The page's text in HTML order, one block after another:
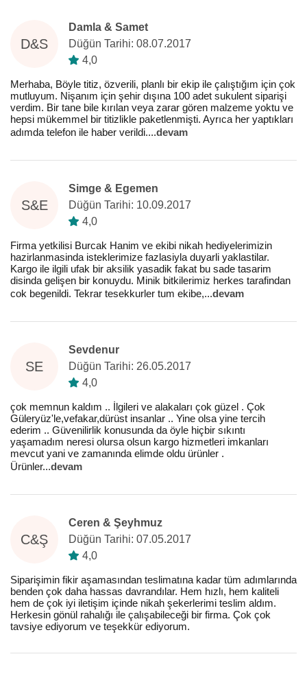
D&S
Damla & Samet
Düğün Tarihi: 08.07.2017
4,0
Merhaba, Böyle titiz, özverili, planlı bir ekip ile çalıştığım için çok
mutluyum. Nişanım için şehir dışına 100 adet sukulent siparişi
verdim. Bir tane bile kırılan veya zarar gören malzeme yoktu ve
hepsi mükemmel bir titizlikle paketlenmişti. Ayrıca her yaptıkları
adımda telefon ile haber verildi....devam
S&E
Simge & Egemen
Düğün Tarihi: 10.09.2017
4,0
Firma yetkilisi Burcak Hanim ve ekibi nikah hediyelerimizin
hazirlanmasinda isteklerimize fazlasiyla duyarli yaklastilar.
Kargo ile ilgili ufak bir aksilik yasadik fakat bu sade tasarim
disinda gelişen bir konuydu. Minik bitkilerimiz herkes tarafindan
cok begenildi. Tekrar tesekkurler tum ekibe,...devam
SE
Sevdenur
Düğün Tarihi: 26.05.2017
4,0
çok memnun kaldım .. İlgileri ve alakaları çok güzel . Çok
Güleryüz'le,vefakar,dürüst insanlar .. Yine olsa yine tercih
ederim .. Güvenilirlik konusunda da öyle hiçbir sıkıntı
yaşamadım neresi olursa olsun kargo hizmetleri imkanları
mevcut yani ve zamanında elimde oldu ürünler .
Ürünler...devam
C&Ş
Ceren & Şeyhmuz
Düğün Tarihi: 07.05.2017
4,0
Siparişimin fikir aşamasından teslimatına kadar tüm adımlarında
benden çok daha hassas davrandılar. Hem hızlı, hem kaliteli
hem de çok iyi iletişim içinde nikah şekerlerimi teslim aldım.
Herkesin gönül rahalığı ile çalışabileceği bir firma. Çok çok
tavsiye ediyorum ve teşekkür ediyorum.